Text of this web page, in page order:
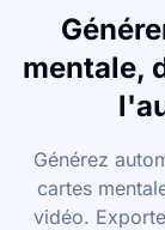
mentale,
Générez
cartes
vidéo.